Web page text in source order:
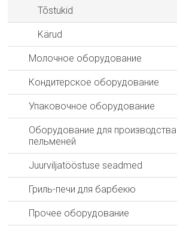
Tõstukid
Kärud
Молочное оборудование
Кондитерское оборудование
Упаковочное оборудование
Оборудование для производства
пельменей
Juurviljatööstuse seadmed
Гриль-печи для барбекю
Прочее оборудование